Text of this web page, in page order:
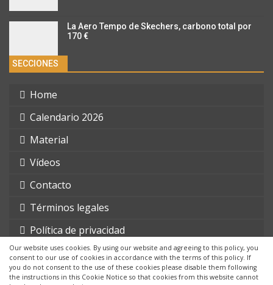
Our website uses cookies. By using our website and agreeing to this policy, you
consent to our use of cookies in accordance with the terms of this policy. If
you do not consent to the use of these cookies please disable them following
the instructions in this Cookie Notice so that cookies from this website cannot
La Aero Tempo de Skechers, carbono total por
170 €
SECCIONES
Home
Calendario 2026
Material
Vídeos
Contacto
Términos legales
Política de privacidad